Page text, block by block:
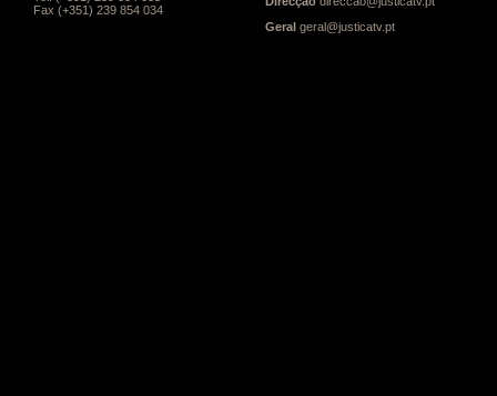
Fax (+351) 239 854 034
Geral geral@justicatv.pt